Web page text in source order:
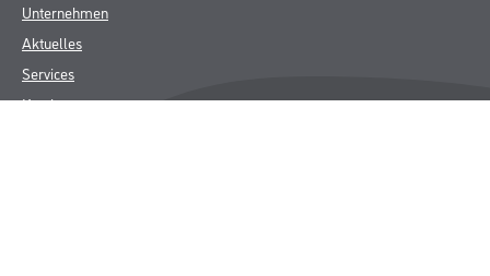
Unternehmen
Aktuelles
Services
Karriere